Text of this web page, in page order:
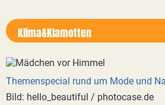
Klima&Klamotten
Themenspecial rund um Mode und
Bild: hello_beautiful / photocase.de